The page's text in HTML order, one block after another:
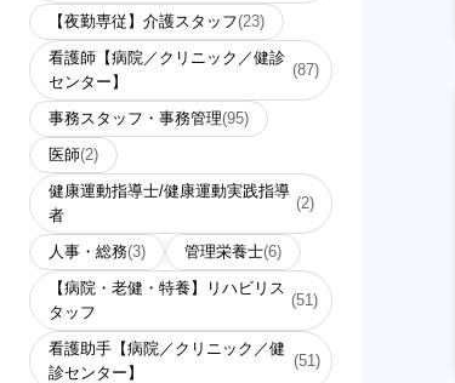
【夜勤専従】介護スタッフ(23)
看護師【病院／クリニック／健診
センター】
(87)
事務スタッフ・事務管理(95)
医師(2)
健康運動指導士/健康運動実践指導
者
(2)
人事・総務(3) 管理栄養士(6)
【病院・老健・特養】リハビリス
タッフ
(51)
看護助手【病院／クリニック／健
診センター】
(51)